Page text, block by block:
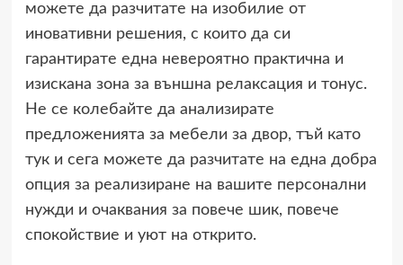
можете да разчитате на изобилие от
иновативни решения, с които да си
гарантирате една невероятно практична и
изискана зона за външна релаксация и тонус.
Не се колебайте да анализирате
предложенията за мебели за двор, тъй като
тук и сега можете да разчитате на една добра
опция за реализиране на вашите персонални
нужди и очаквания за повече шик, повече
спокойствие и уют на открито.